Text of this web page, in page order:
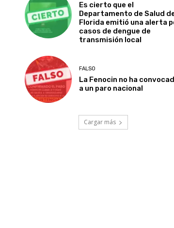
Es cierto que el
Departamento de Salud
Florida emitió una alerta
casos de dengue de
transmisión local
FALSO
La Fenocin no ha
a un paro nacional
Cargar más